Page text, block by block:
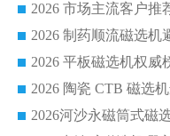
2026 市场主流客户推